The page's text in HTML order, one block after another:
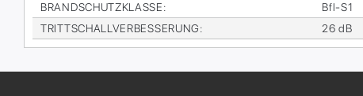
BRAND­SCHUTZ­KLAS­SE:
Bfl-S1
TRITT­SCHALL­VER­BES­SE­RUNG: 26 dB